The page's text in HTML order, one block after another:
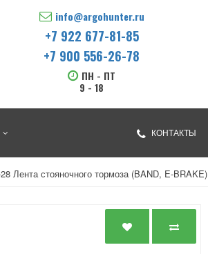
info@argohunter.ru
+7 922 677-81-85
+7 900 556-26-78
ПН - ПТ
9 - 18
КОНТАКТЫ
Лента стояночного тормоза (BAND, E-BRAKE)